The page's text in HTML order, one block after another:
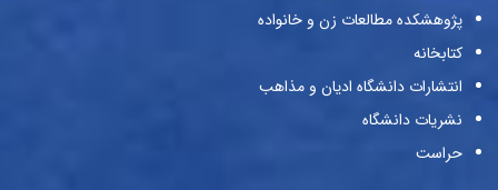
پژوهشکده مطالعات زن و خانواده
کتابخانه
انتشارات دانشگاه ادیان و مذاهب
نشریات دانشگاه
حراست